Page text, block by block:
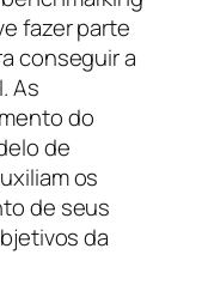
fazer parte
conseguir a
As
do
de
os
de seus
da